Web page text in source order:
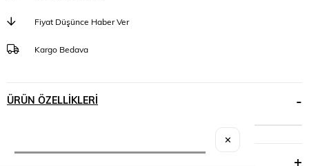
Fiyat Düşünce Haber Ver
Kargo Bedava
ÜRÜN ÖZELLIKLERI
✕